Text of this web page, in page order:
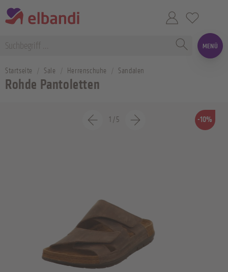
MENÜ
Startseite Sale Herrenschuhe Sandalen
Rohde Pantoletten
-10%
1 /5